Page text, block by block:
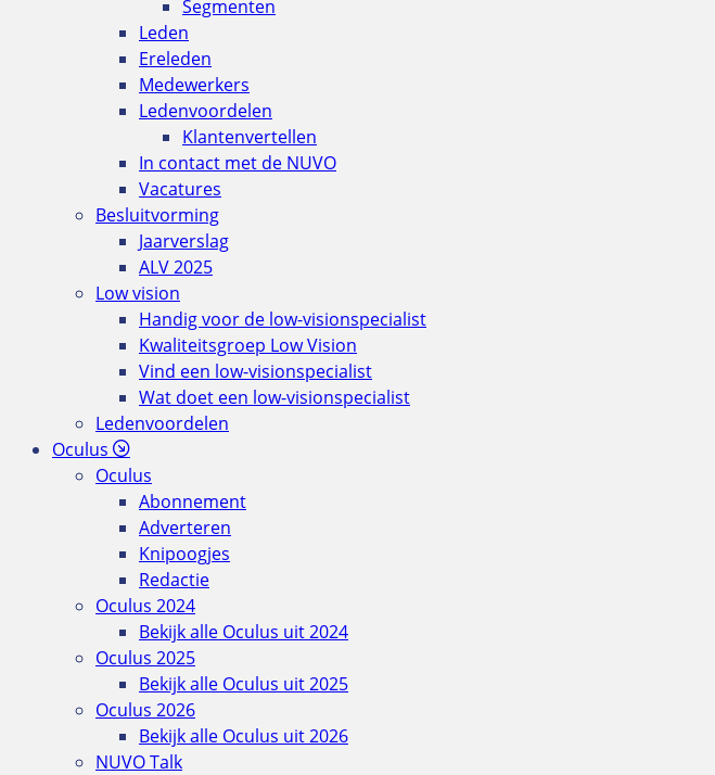
Segmenten
Leden
Ereleden
Medewerkers
Ledenvoordelen
Klantenvertellen
In contact met de NUVO
Vacatures
Besluitvorming
Jaarverslag
ALV 2025
Low vision
Handig voor de low-visionspecialist
Kwaliteitsgroep Low Vision
Vind een low-visionspecialist
Wat doet een low-visionspecialist
Ledenvoordelen
Oculus
Oculus
Abonnement
Adverteren
Knipoogjes
Redactie
Oculus 2024
Bekijk alle Oculus uit 2024
Oculus 2025
Bekijk alle Oculus uit 2025
Oculus 2026
Bekijk alle Oculus uit 2026
NUVO Talk